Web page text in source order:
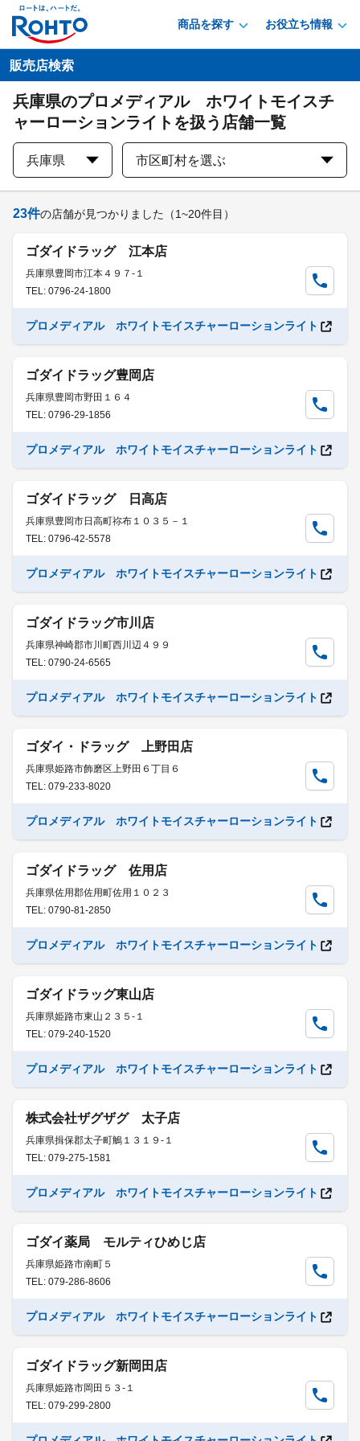
商品を探す お役立ち情報
販売店検索
兵庫県のプロメディアル ホワイトモイスチ
ャーローションライトを扱う店舗一覧
兵庫県 市区町村を選ぶ
23件の店舗が見つかりました （1~20件目）
ゴダイドラッグ 江本店
兵庫県豊岡市江本４９７-１
TEL: 0796-24-1800
プロメディアル ホワイトモイスチャーローションライト
ゴダイドラッグ豊岡店
兵庫県豊岡市野田１６４
TEL: 0796-29-1856
プロメディアル ホワイトモイスチャーローションライト
ゴダイドラッグ 日高店
兵庫県豊岡市日高町祢布１０３５－１
TEL: 0796-42-5578
プロメディアル ホワイトモイスチャーローションライト
ゴダイドラッグ市川店
兵庫県神崎郡市川町西川辺４９９
TEL: 0790-24-6565
プロメディアル ホワイトモイスチャーローションライト
ゴダイ・ドラッグ 上野田店
兵庫県姫路市飾磨区上野田６丁目６
TEL: 079-233-8020
プロメディアル ホワイトモイスチャーローションライト
ゴダイドラッグ 佐用店
兵庫県佐用郡佐用町佐用１０２３
TEL: 0790-81-2850
プロメディアル ホワイトモイスチャーローションライト
ゴダイドラッグ東山店
兵庫県姫路市東山２３５-１
TEL: 079-240-1520
プロメディアル ホワイトモイスチャーローションライト
株式会社ザグザグ 太子店
兵庫県揖保郡太子町鵤１３１９-１
TEL: 079-275-1581
プロメディアル ホワイトモイスチャーローションライト
ゴダイ薬局 モルティひめじ店
兵庫県姫路市南町５
TEL: 079-286-8606
プロメディアル ホワイトモイスチャーローションライト
ゴダイドラッグ新岡田店
兵庫県姫路市岡田５３-１
TEL: 079-299-2800